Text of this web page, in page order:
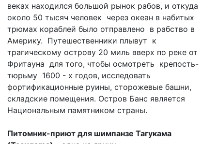
веках находился большой рынок рабов, и откуда
около 50 тысяч человек через океан в набитых
трюмах кораблей было отправлено в рабство в
Америку. Путешественники плывут к
трагическому острову 20 миль вверх по реке от
Фритауна для того, чтобы осмотреть крепость-
тюрьму 1600 - х годов, исследовать
фортификационные руины, сторожевые башни,
складские помещения. Остров Банс является
Национальным памятником страны.
Питомник-приют для шимпанзе Тагукама